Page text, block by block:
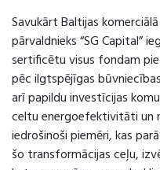
Savukārt Baltijas
pārvaldnieks “SG Capital”
sertificētu visus fondam
pēc ilgtspējīgas
arī papildu investīcijas
celtu energoefektivitāti un
iedrošinoši piemēri, kas
šo transformācijas ceļu,